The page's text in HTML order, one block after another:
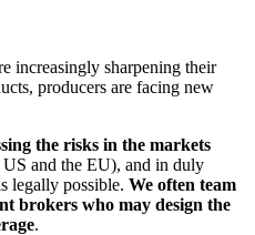
increasingly sharpening their
producers are facing new
the risks in the markets
and the EU), and in duly
legally possible. We often team
brokers who may design the
.